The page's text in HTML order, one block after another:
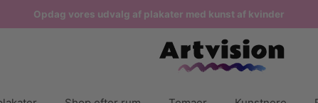
Opdag vores udvalg af plakater med kunst af kvinder